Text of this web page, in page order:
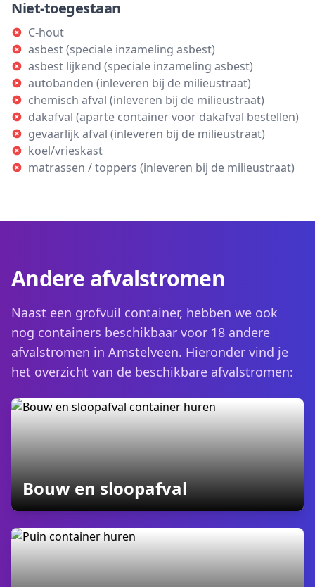
Niet-toegestaan
C-hout
asbest (speciale inzameling asbest)
asbest lijkend (speciale inzameling asbest)
autobanden (inleveren bij de milieustraat)
chemisch afval (inleveren bij de milieustraat)
dakafval (aparte container voor dakafval bestellen)
gevaarlijk afval (inleveren bij de milieustraat)
koel/vrieskast
matrassen / toppers (inleveren bij de milieustraat)
Andere afvalstromen
Naast een grofvuil container, hebben we ook
nog containers beschikbaar voor 18 andere
afvalstromen in Amstelveen. Hieronder vind je
het overzicht van de beschikbare afvalstromen:
Bouw en sloopafvalcontainers